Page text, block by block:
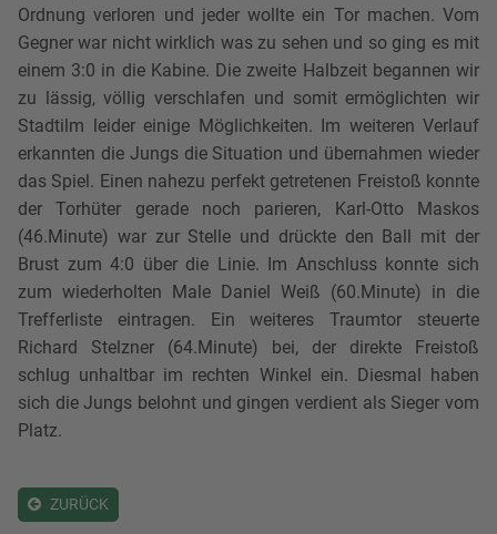
Ordnung verloren und jeder wollte ein Tor machen. Vom
Gegner war nicht wirklich was zu sehen und so ging es mit
einem 3:0 in die Kabine. Die zweite Halbzeit begannen wir
zu lässig, völlig verschlafen und somit ermöglichten wir
Stadtilm leider einige Möglichkeiten. Im weiteren Verlauf
erkannten die Jungs die Situation und übernahmen wieder
das Spiel. Einen nahezu perfekt getretenen Freistoß konnte
der Torhüter gerade noch parieren, Karl-Otto Maskos
(46.Minute) war zur Stelle und drückte den Ball mit der
Brust zum 4:0 über die Linie. Im Anschluss konnte sich
zum wiederholten Male Daniel Weiß (60.Minute) in die
Trefferliste eintragen. Ein weiteres Traumtor steuerte
Richard Stelzner (64.Minute) bei, der direkte Freistoß
schlug unhaltbar im rechten Winkel ein. Diesmal haben
sich die Jungs belohnt und gingen verdient als Sieger vom
Platz.
ZURÜCK